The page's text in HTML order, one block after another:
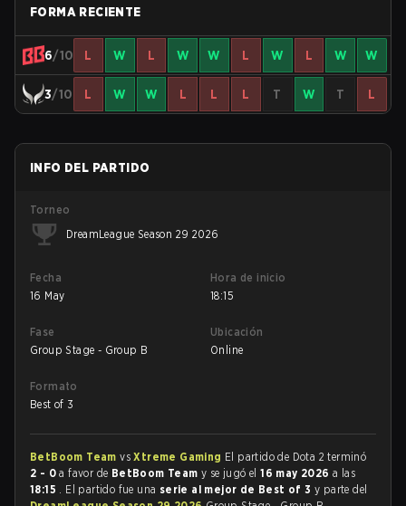
FORMA RECIENTE
6/10 L W L W W L W L W W
3/10 L W W L L L T W T L
INFO DEL PARTIDO
Torneo
DreamLeague Season 29 2026
Fecha
16 May
Hora de inicio
18:15
Fase
Group Stage - Group B
Ubicación
Online
Formato
Best of 3
BetBoom TeamvsXtreme Gaming El partido de Dota 2 terminó
2 - 0 a favor de BetBoom Teamy se jugó el16 may 2026a las
18:15 . El partido fue una serie al mejor de Best of 3y parte del